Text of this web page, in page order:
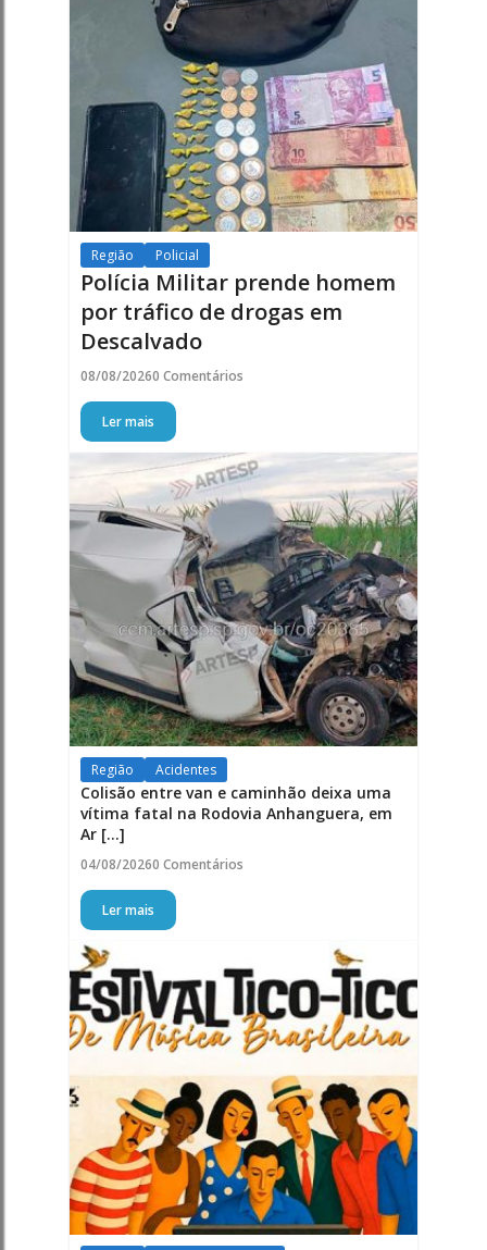
Região Policial
Polícia Militar prende homem
por tráfico de drogas em
Descalvado
08/08/20260 Comentários
Ler mais
Região Acidentes
Colisão entre van e caminhão deixa uma
vítima fatal na Rodovia Anhanguera, em
Ar [...]
04/08/20260 Comentários
Ler mais